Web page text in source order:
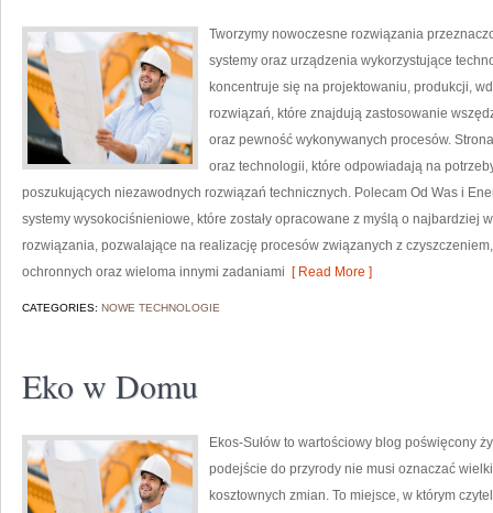
Tworzymy nowoczesne rozwiązania
systemy oraz urządzenia wykorzystujące
koncentruje się na projektowaniu, produkcji,
rozwiązań, które znajdują zastosowanie
oraz pewność wykonywanych procesów.
oraz technologii, które odpowiadają na
poszukujących niezawodnych rozwiązań technicznych. Polecam Od Was i
systemy wysokociśnieniowe, które zostały opracowane z myślą o najbardziej
rozwiązania, pozwalające na realizację procesów związanych z
ochronnych oraz wieloma innymi zadaniami [ Read More ]
CATEGORIES: NOWE TECHNOLOGIE
Eko w Domu
Ekos-Sułów to wartościowy blog poświęcony
podejście do przyrody nie musi oznaczać
kosztownych zmian. To miejsce, w którym